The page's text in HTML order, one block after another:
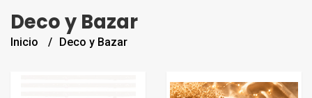
Deco y Bazar
Inicio Deco y Bazar